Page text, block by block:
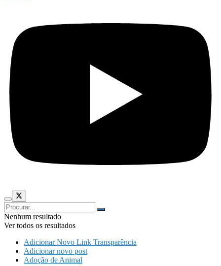
Nenhum resultado
Ver todos os resultados
Adicionar Novo Link Transparência
Adicionar novo post
Adoção de Animal